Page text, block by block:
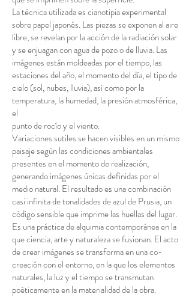
La técnica utilizada es cianotipia experimental
sobre papel japonés. Las piezas se exponen al aire
libre, se revelan por la acción de la radiación solar
y se enjuagan con agua de pozo o de lluvia. Las
imágenes están moldeadas por el tiempo, las
estaciones del año, el momento del día, el tipo de
cielo (sol, nubes, lluvia), así como por la
temperatura, la humedad, la presión atmosférica,
el
punto de rocío y el viento.
Variaciones sutiles se hacen visibles en un mismo
paisaje según las condiciones ambientales
presentes en el momento de realización,
generando imágenes únicas definidas por el
medio natural. El resultado es una combinación
casi infinita de tonalidades de azul de Prusia, un
código sensible que imprime las huellas del lugar.
Es una práctica de alquimia contemporánea en la
que ciencia, arte y naturaleza se fusionan. El acto
de crear imágenes se transforma en una co-
creación con el entorno, en la que los elementos
naturales, la luz y el tiempo se transmutan
poéticamente en la materialidad de la obra.